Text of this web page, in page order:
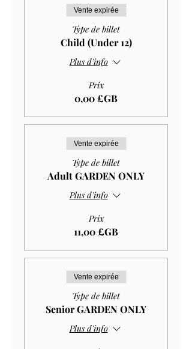
Vente expirée
Type de billet
Child (Under 12)
Plus d'info
Prix
0,00 £GB
Vente expirée
Type de billet
Adult GARDEN ONLY
Plus d'info
Prix
11,00 £GB
Vente expirée
Type de billet
Senior GARDEN ONLY
Plus d'info